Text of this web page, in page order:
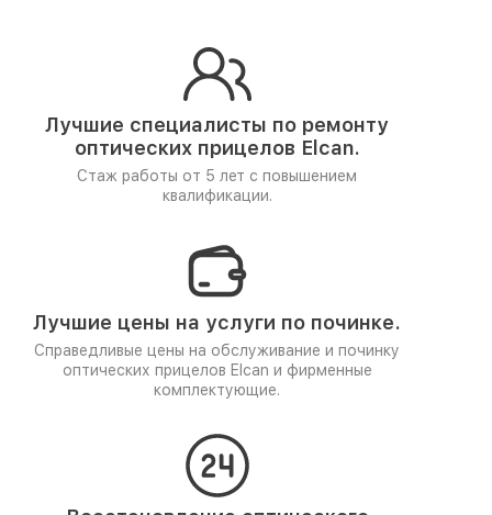
Лучшие специалисты по ремонту
оптических прицелов Elcan.
Стаж работы от 5 лет с повышением
квалификации.
Лучшие цены на услуги по починке.
Справедливые цены на обслуживание и починку
оптических прицелов Elcan и фирменные
комплектующие.